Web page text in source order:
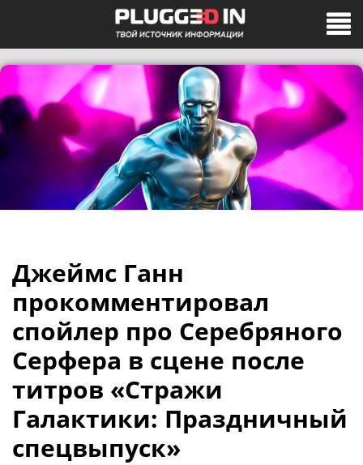
Джеймс Ганн
прокомментировал
спойлер про Серебряного
Серфера в сцене после
титров «Стражи
Галактики: Праздничный
спецвыпуск»